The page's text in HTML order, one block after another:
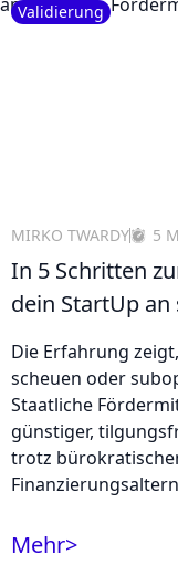
Validierung
MIRKO TWARDY 5
In 5 Schritten
dein StartUp
Die Erfahrung
scheuen oder
Staatliche
günstiger,
trotz
Mehr>